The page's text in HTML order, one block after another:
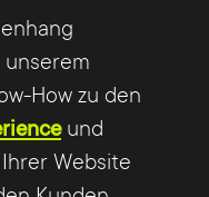
zeitsparend
Rahmen
Erfahrungen
Nach der
unserem
How zu den
und
Website